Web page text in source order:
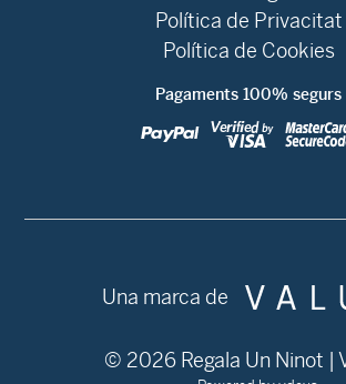
Política de Privacitat
Política de Cookies
Pagaments 100% segurs
© 2026 Regala Un Ninot |
Una marca de